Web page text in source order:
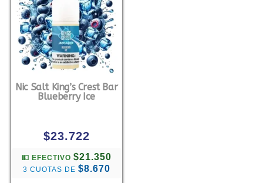
Nic Salt King’s Crest Bar
Blueberry Ice
$23.722
💵 EFECTIVO $21.350
3 CUOTAS DE $8.670